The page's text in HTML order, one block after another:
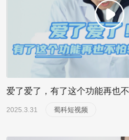
爱了爱了，有了这个功能再也
2025.3.31 蜀科短视频